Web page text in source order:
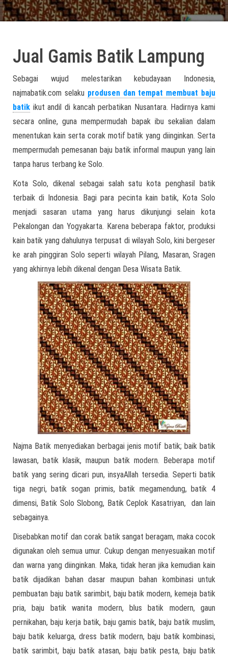
Jual Gamis Batik Lampung
Sebagai wujud melestarikan kebudayaan Indonesia,
najmabatik.com selaku produsen dan tempat membuat baju
batik ikut andil di kancah perbatikan Nusantara. Hadirnya kami
secara online, guna mempermudah bapak ibu sekalian dalam
menentukan kain serta corak motif batik yang diinginkan. Serta
mempermudah pemesanan baju batik informal maupun yang lain
tanpa harus terbang ke Solo.
Kota Solo, dikenal sebagai salah satu kota penghasil batik
terbaik di Indonesia. Bagi para pecinta kain batik, Kota Solo
menjadi sasaran utama yang harus dikunjungi selain kota
Pekalongan dan Yogyakarta. Karena beberapa faktor, produksi
kain batik yang dahulunya terpusat di wilayah Solo, kini bergeser
ke arah pinggiran Solo seperti wilayah Pilang, Masaran, Sragen
yang akhirnya lebih dikenal dengan Desa Wisata Batik.
Najma Batik menyediakan berbagai jenis motif batik; baik batik
lawasan, batik klasik, maupun batik modern. Beberapa motif
batik yang sering dicari pun, insyaAllah tersedia. Seperti batik
tiga negri, batik sogan primis, batik megamendung, batik 4
dimensi, Batik Solo Slobong, Batik Ceplok Kasatriyan, dan lain
sebagainya.
Disebabkan motif dan corak batik sangat beragam, maka cocok
digunakan oleh semua umur. Cukup dengan menyesuaikan motif
dan warna yang diinginkan. Maka, tidak heran jika kemudian kain
batik dijadikan bahan dasar maupun bahan kombinasi untuk
pembuatan baju batik sarimbit, baju batik modern, kemeja batik
pria, baju batik wanita modern, blus batik modern, gaun
pernikahan, baju kerja batik, baju gamis batik, baju batik muslim,
baju batik keluarga, dress batik modern, baju batik kombinasi,
batik sarimbit, baju batik atasan, baju batik pesta, baju batik